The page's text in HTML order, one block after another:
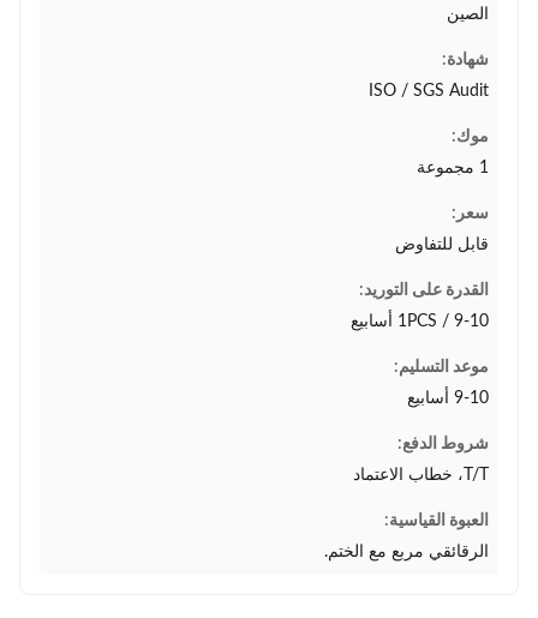
الصين
شهادة:
ISO / SGS Audit
موك:
1 مجموعة
سعر:
قابل للتفاوض
القدرة على التوريد:
1PCS / 9-10 أسابيع
موعد التسليم:
9-10 أسابيع
شروط الدفع:
T/T، خطاب الاعتماد
العبوة القياسية:
الرقائقي مربع مع الختم.